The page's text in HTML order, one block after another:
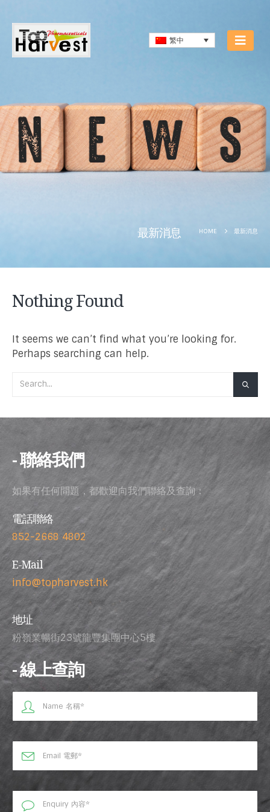
繁中
最新消息 HOME 最新消息
Nothing Found
It seems we can’t find what you’re looking for.
Perhaps searching can help.
- 聯絡我們
如果有任何問題，都歡迎向我們聯絡及查詢：
電話聯絡
852-2668 4802
E-Mail
info@topharvest.hk
地址
粉嶺業暢街23號龍豐集團中心5樓
- 線上查詢